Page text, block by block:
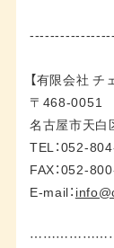
【有限会社 チ
〒468-0051
名古屋市天
TEL：052-
FAX：052-
E-mail：